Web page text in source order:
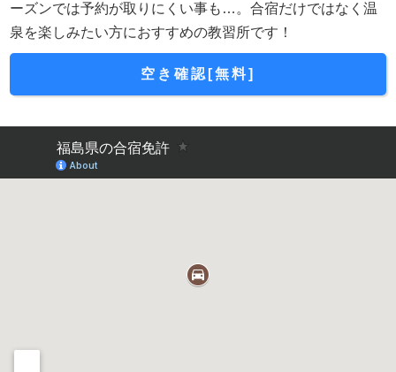
ーズンでは予約が取りにくい事も…。合宿だけではなく温
泉を楽しみたい方におすすめの教習所です！
空き確認[無料]